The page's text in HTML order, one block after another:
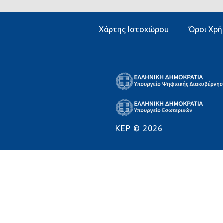
Χάρτης Ιστοχώρου Όροι
KEP © 2026